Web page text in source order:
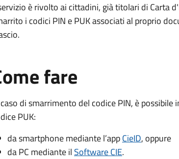
è rivolto ai cittadini, già titolari di Carta
i codici PIN e PUK associati al proprio
fare
di smarrimento del codice PIN, è
PUK:
da smartphone mediante l’appCieID, oppure
da PC mediante il Software CIE.